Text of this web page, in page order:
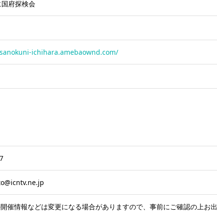
府探検会
ichihara.amebaownd.com/
催情報などは変更になる場合がありますので、事前にご確認の上お出